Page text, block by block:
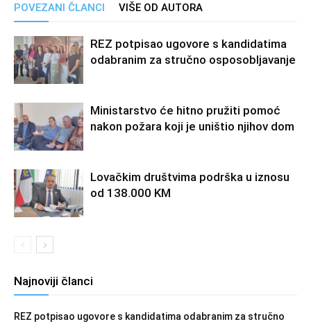
POVEZANI ČLANCI VIŠE OD AUTORA
REZ potpisao ugovore s kandidatima
odabranim za stručno osposobljavanje
Ministarstvo će hitno pružiti pomoć
nakon požara koji je uništio njihov dom
Lovačkim društvima podrška u iznosu
od 138.000 KM
Najnoviji članci
REZ potpisao ugovore s kandidatima odabranim za stručno